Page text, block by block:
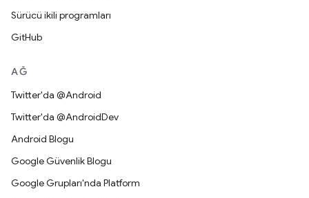
Sürücü ikili programları
GitHub
AĞ
Twitter'da @Android
Twitter'da @AndroidDev
Android Blogu
Google Güvenlik Blogu
Google Grupları'nda Platform